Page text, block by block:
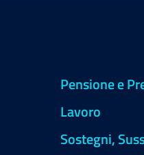
Pensione e
Lavoro
Sostegni,